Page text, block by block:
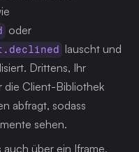
lauscht und
Drittens, Ihr
die Client-Bibliothek
abfragt, sodass
sehen.
über ein Iframe,